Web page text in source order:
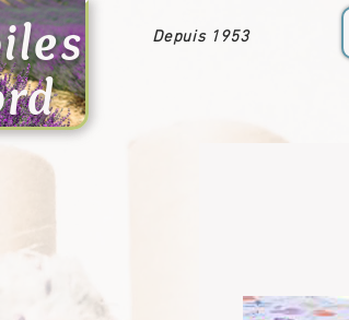
Depuis 1953